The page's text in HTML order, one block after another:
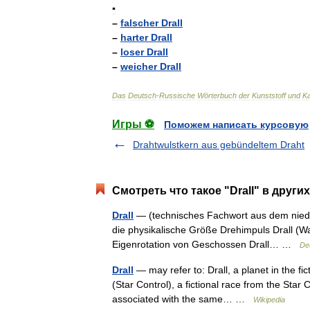
▪
– falscher Drall
– harter Drall
– loser Drall
– weicher Drall
Das Deutsch-Russische Wörterbuch der Kunststoff und
Игры ⚽
Поможем написать курсовую
Drahtwulstkern aus gebündeltem Draht
Смотреть что такое "Drall" в
Drall — (technisches Fachwort aus dem
die physikalische Größe Drehimpuls Drall
Eigenrotation von Geschossen Drall… …
Drall — may refer to: Drall, a planet in the
(Star Control), a fictional race from the Star
associated with the same… …
Wikipedia